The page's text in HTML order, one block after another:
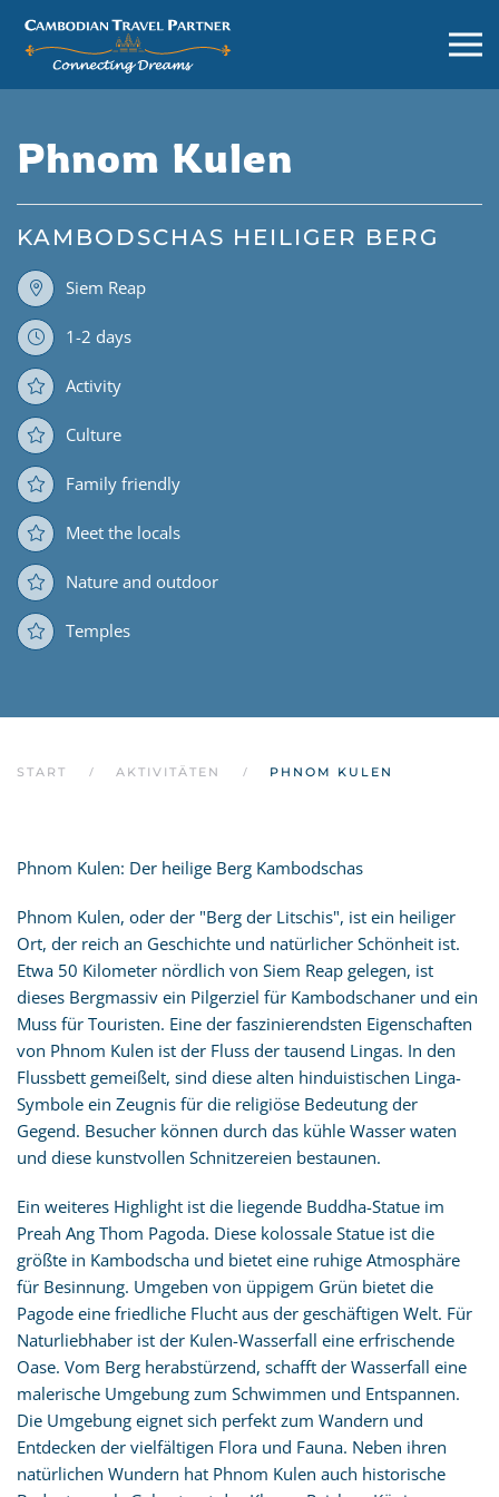
Phnom Kulen
KAMBODSCHAS HEILIGER BERG
Siem Reap
1-2 days
Activity
Culture
Family friendly
Meet the locals
Nature and outdoor
Temples
START AKTIVITÄTEN PHNOM KULEN
Phnom Kulen: Der heilige Berg Kambodschas
Phnom Kulen, oder der "Berg der Litschis", ist ein heiliger
Ort, der reich an Geschichte und natürlicher Schönheit ist.
Etwa 50 Kilometer nördlich von Siem Reap gelegen, ist
dieses Bergmassiv ein Pilgerziel für Kambodschaner und ein
Muss für Touristen. Eine der faszinierendsten Eigenschaften
von Phnom Kulen ist der Fluss der tausend Lingas. In den
Flussbett gemeißelt, sind diese alten hinduistischen Linga-
Symbole ein Zeugnis für die religiöse Bedeutung der
Gegend. Besucher können durch das kühle Wasser waten
und diese kunstvollen Schnitzereien bestaunen.
Ein weiteres Highlight ist die liegende Buddha-Statue im
Preah Ang Thom Pagoda. Diese kolossale Statue ist die
größte in Kambodscha und bietet eine ruhige Atmosphäre
für Besinnung. Umgeben von üppigem Grün bietet die
Pagode eine friedliche Flucht aus der geschäftigen Welt. Für
Naturliebhaber ist der Kulen-Wasserfall eine erfrischende
Oase. Vom Berg herabstürzend, schafft der Wasserfall eine
malerische Umgebung zum Schwimmen und Entspannen.
Die Umgebung eignet sich perfekt zum Wandern und
Entdecken der vielfältigen Flora und Fauna. Neben ihren
natürlichen Wundern hat Phnom Kulen auch historische